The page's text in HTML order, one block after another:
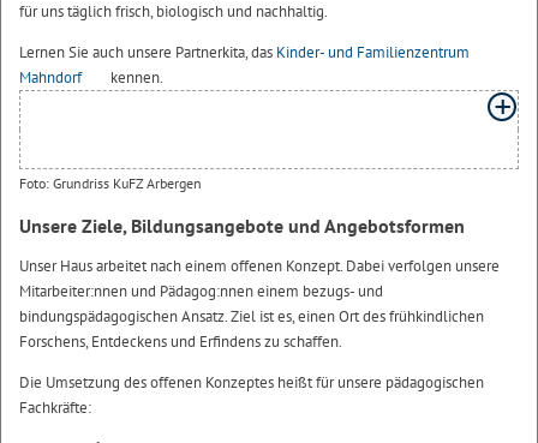
für uns täglich frisch, biologisch und nachhaltig.
Lernen Sie auch unsere Partnerkita, das Kinder- und Familienzentrum
Mahndorf
kennen.
Foto: Grundriss KuFZ Arbergen
Unsere Ziele, Bildungsangebote und Angebotsformen
Unser Haus arbeitet nach einem offenen Konzept. Dabei verfolgen unsere
Mitarbeiter:nnen und Pädagog:nnen einem bezugs- und
bindungspädagogischen Ansatz. Ziel ist es, einen Ort des frühkindlichen
Forschens, Entdeckens und Erfindens zu schaffen.
Die Umsetzung des offenen Konzeptes heißt für unsere pädagogischen
Fachkräfte: